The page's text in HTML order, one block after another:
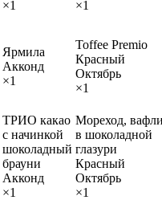
×1
×1
Ярмила
Акконд
×1
Toffee Premio
Красный
Октябрь
×1
ТРИО какао
с начинкой
шоколадный
брауни
Акконд
×1
Мореход,
в шоколадной
глазури
Красный
Октябрь
×1